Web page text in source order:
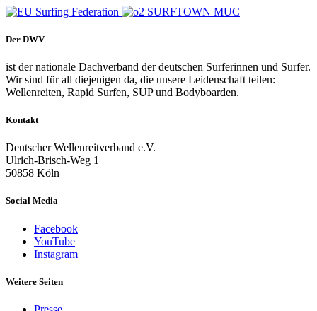
Der DWV
ist der nationale Dachverband der deutschen Surferinnen und Surfer.
Wir sind für all diejenigen da, die unsere Leidenschaft teilen:
Wellenreiten, Rapid Surfen, SUP und Bodyboarden.
Kontakt
Deutscher Wellenreitverband e.V.
Ulrich-Brisch-Weg 1
50858 Köln
Social Media
Facebook
YouTube
Instagram
Weitere Seiten